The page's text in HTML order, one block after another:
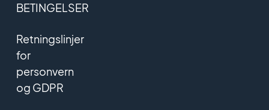
BETINGELSER
Retningslinjer
for
personvern
og GDPR